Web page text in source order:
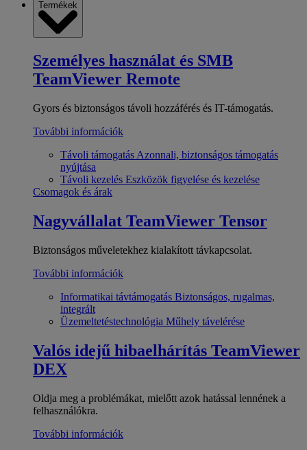
Termékek
Személyes használat és SMB
TeamViewer Remote
Gyors és biztonságos távoli hozzáférés és IT-támogatás.
További információk
Távoli támogatás Azonnali, biztonságos támogatás
nyújtása
Távoli kezelés Eszközök figyelése és kezelése
Csomagok és árak
Nagyvállalat TeamViewer Tensor
Biztonságos műveletekhez kialakított távkapcsolat.
További információk
Informatikai távtámogatás Biztonságos, rugalmas,
integrált
Üzemeltetéstechnológia Műhely távelérése
Valós idejű hibaelhárítás TeamViewer
DEX
Oldja meg a problémákat, mielőtt azok hatással lennének a
felhasználókra.
További információk